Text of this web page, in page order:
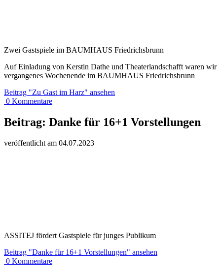
Zwei Gastspiele im BAUMHAUS Friedrichsbrunn
Auf Einladung von Kerstin Dathe und Theaterlandschafft waren wir
vergangenes Wochenende im BAUMHAUS Friedrichsbrunn
Beitrag "Zu Gast im Harz" ansehen
0 Kommentare
Beitrag: Danke für 16+1 Vorstellungen
veröffentlicht am 04.07.2023
ASSITEJ fördert Gastspiele für junges Publikum
Beitrag "Danke für 16+1 Vorstellungen" ansehen
0 Kommentare